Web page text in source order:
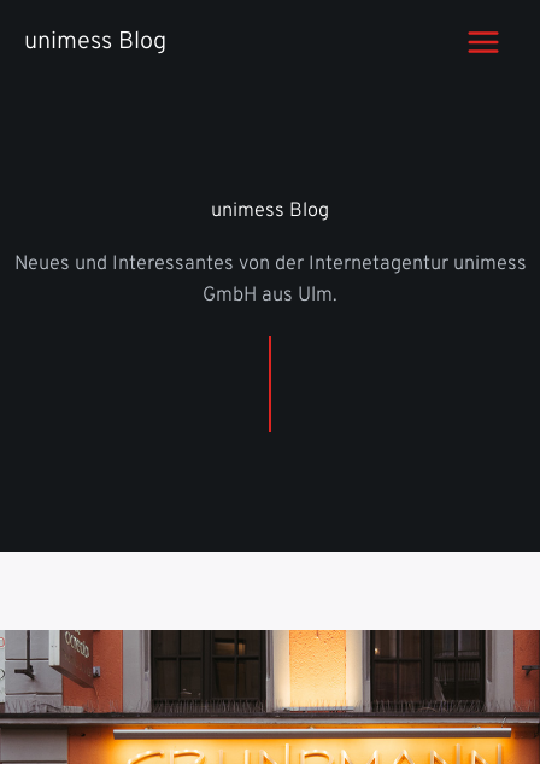
Inhaltunimess Blog
unimess Blog
Neues und Interessantes von der Internetagentur unimess
GmbH aus Ulm.
SEITE
SEITESEITESEITE